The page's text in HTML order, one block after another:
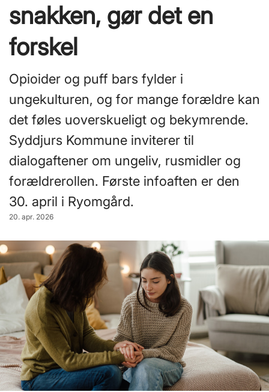
snakken, gør det en
forskel
Opioider og puff bars fylder i
ungekulturen, og for mange forældre kan
det føles uoverskueligt og bekymrende.
Syddjurs Kommune inviterer til
dialogaftener om ungeliv, rusmidler og
forældrerollen. Første infoaften er den
30. april i Ryomgård.
20. apr. 2026